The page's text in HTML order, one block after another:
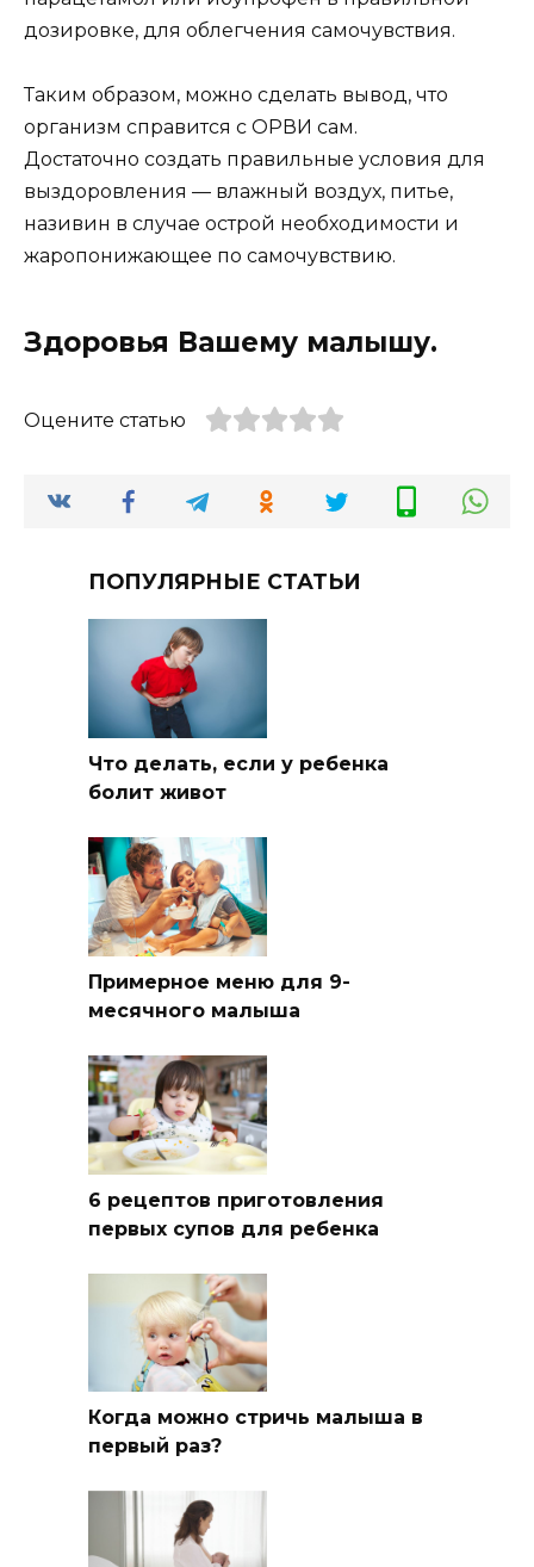
дозировке, для облегчения самочувствия.
Таким образом, можно сделать вывод, что
организм справится с ОРВИ сам.
Достаточно создать правильные условия для
выздоровления — влажный воздух, питье,
називин в случае острой необходимости и
жаропонижающее по самочувствию.
Здоровья Вашему малышу.
Оцените статью
ПОПУЛЯРНЫЕ СТАТЬИ
Что делать, если у ребенка
болит живот
Примерное меню для 9-
месячного малыша
6 рецептов приготовления
первых супов для ребенка
Когда можно стричь малыша в
первый раз?